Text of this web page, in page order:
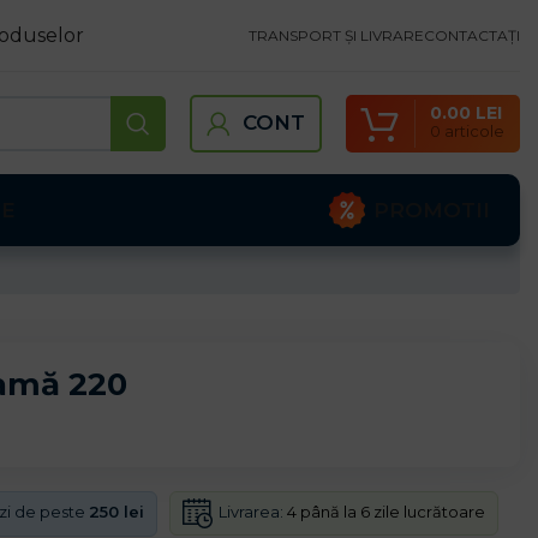
TRANSPORT ȘI LIVRARECONTACTAȚI
CONT 0 articole
0.00 LEI
220
de peste 250 lei Livrarea: 4 până la 6 zile lucrătoare